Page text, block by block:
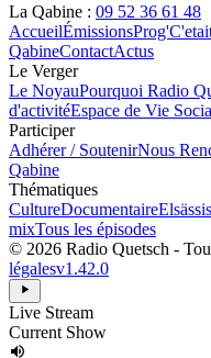
La Qabine : 09 52 36 61 48
AccueilÉmissionsProg'
QabineContactActus
Le Verger
Le NoyauPourquoi Radio
d'activitéEspace de Vie
Participer
Adhérer / SoutenirNous
Qabine
Thématiques
CultureDocumentaire
mixTous les épisodes
© 2026 Radio Quetsch -
légalesv1.42.0
Live Stream
Current Show